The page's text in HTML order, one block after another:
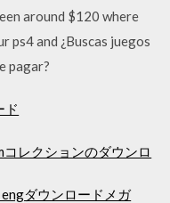
around $120 where
ps4 and ¿Buscas juegos
pagar?
ド
レクションのダウンロ
ダウンロードメガ